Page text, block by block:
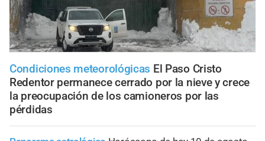
Condiciones meteorológicas El Paso Cristo
Redentor permanece cerrado por la nieve y crece
la preocupación de los camioneros por las
pérdidas